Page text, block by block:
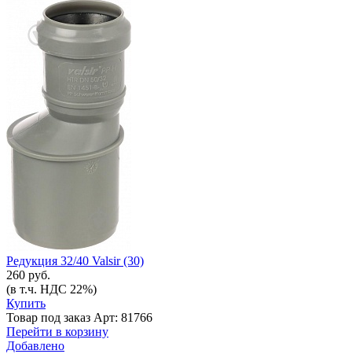
Редукция 32/40 Valsir (30)
260 руб.
(в т.ч. НДС 22%)
Купить
Товар под заказ Арт: 81766
Перейти в корзину
Добавлено